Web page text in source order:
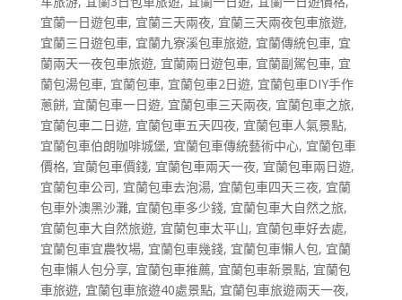
宜蘭一日遊包車, 宜蘭三天兩夜, 宜蘭三天兩夜包車旅遊,
宜蘭三日遊包車, 宜蘭九寮溪包車旅遊, 宜蘭傳統包車, 宜
蘭兩天一夜包車旅遊, 宜蘭兩日遊包車, 宜蘭副駕包車, 宜
蘭包湯包車, 宜蘭包車, 宜蘭包車2日遊, 宜蘭包車DIY手作
蔥餅, 宜蘭包車一日遊, 宜蘭包車三天兩夜, 宜蘭包車之旅,
宜蘭包車二日遊, 宜蘭包車五天四夜, 宜蘭包車人氣景點,
宜蘭包車伯朗咖啡城堡, 宜蘭包車傳統藝術中心, 宜蘭包車
價格, 宜蘭包車價錢, 宜蘭包車兩天一夜, 宜蘭包車兩日遊,
宜蘭包車公司, 宜蘭包車去泡湯, 宜蘭包車四天三夜, 宜蘭
包車外澳黑沙灘, 宜蘭包車多少錢, 宜蘭包車大自然之旅,
宜蘭包車大自然旅遊, 宜蘭包車太平山, 宜蘭包車好去處,
宜蘭包車宜農牧場, 宜蘭包車幾錢, 宜蘭包車懶人包, 宜蘭
包車懶人包分享, 宜蘭包車推薦, 宜蘭包車新景點, 宜蘭包
車旅遊, 宜蘭包車旅遊40處景點, 宜蘭包車旅遊兩天一夜,